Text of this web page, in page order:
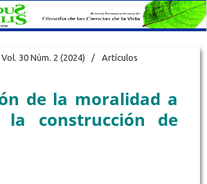
Vol. 30 Núm. 2 (2024) / Artículos
de la moralidad a
construcción de